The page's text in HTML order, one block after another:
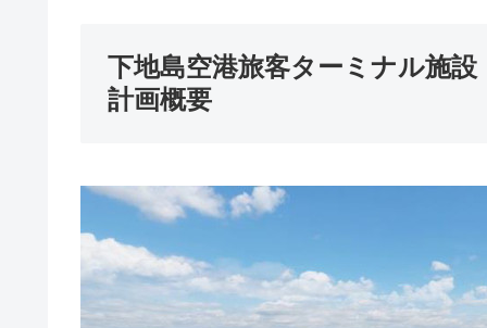
下地島空港旅客ターミナル施設
計画概要